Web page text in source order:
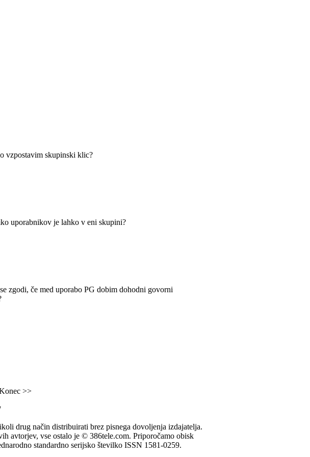
vzpostavim skupinski klic?
uporabnikov je lahko v eni skupini?
zgodi, če med uporabo PG dobim dohodni govorni
>>
drug način distribuirati brez pisnega dovoljenja izdajatelja.
avtorjev, vse ostalo je © 386tele.com. Priporočamo obisk
standardno serijsko številko ISSN 1581-0259.